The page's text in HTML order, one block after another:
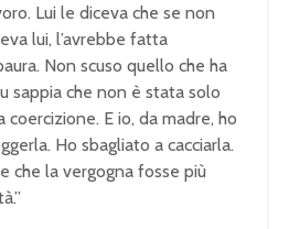
Lui le diceva che se non
lui, l’avrebbe fatta
Non scuso quello che ha
sappia che non è stata solo
coercizione. E io, da madre, ho
Ho sbagliato a cacciarla.
che la vergogna fosse più